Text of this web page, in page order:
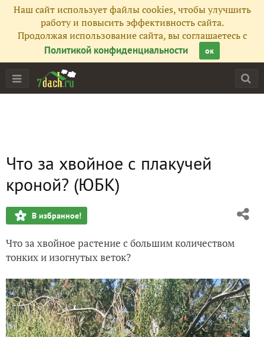
Наш сайт использует файлы cookies, чтобы улучшить
работу и повысить эффективность сайта.
Продолжая использование сайта, вы соглашаетесь с
Политикой конфиденциальности
ок
Что за хвойное с плакучей
кроной? (ЮБК)
В избранное!
Что за хвойное растение с большим количеством
тонких и изогнутых веток?